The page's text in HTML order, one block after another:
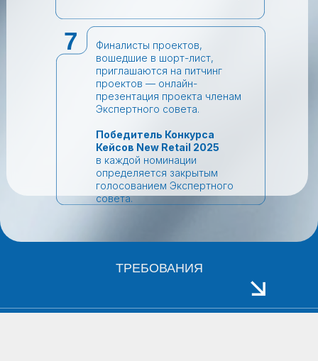
7
Финалисты проектов,
вошедшие в шорт-лист,
приглашаются на питчинг
проектов — онлайн-
презентация проекта членам
Экспертного совета.
Победитель Конкурса
Кейсов New Retail 2025
в каждой номинации
определяется закрытым
голосованием Экспертного
совета.
ТРЕБОВАНИЯ